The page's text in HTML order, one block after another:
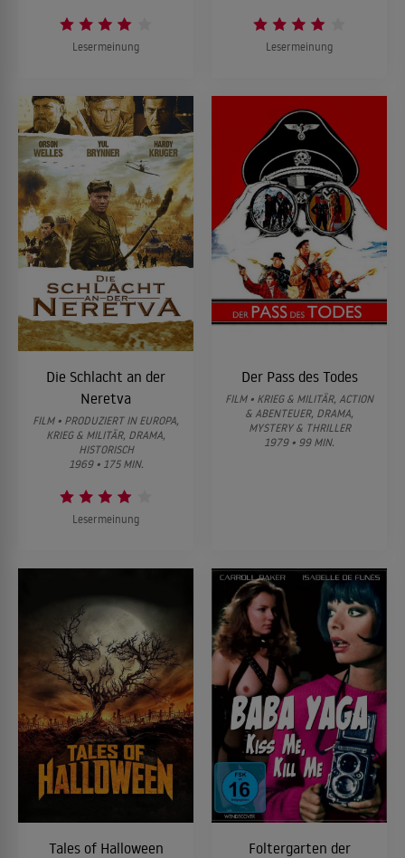
Lesermeinung Lesermeinung
Die Schlacht an der
Neretva
FILM • PRODUZIERT IN EUROPA,
KRIEG & MILITÄR, DRAMA,
HISTORISCH
1969 • 175 MIN.
Lesermeinung
Der Pass des Todes
FILM • KRIEG & MILITÄR, ACTION
& ABENTEUER, DRAMA,
MYSTERY & THRILLER
1979 • 99 MIN.
Tales of Halloween
Foltergarten der